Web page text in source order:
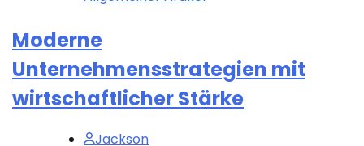
Moderne
Unternehmensstrategien mit
wirtschaftlicher Stärke
Jackson